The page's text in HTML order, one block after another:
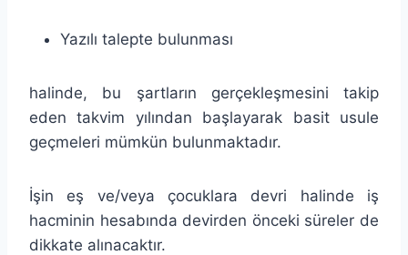
Yazılı talepte bulunması
halinde, bu şartların gerçekleşmesini takip
eden takvim yılından başlayarak basit usule
geçmeleri mümkün bulunmaktadır.
İşin eş ve/veya çocuklara devri halinde iş
hacminin hesabında devirden önceki süreler de
dikkate alınacaktır.